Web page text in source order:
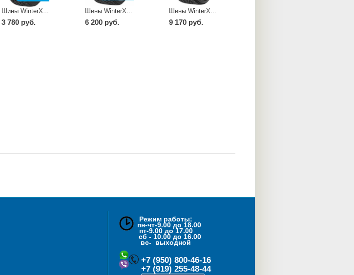
Шины WinterXPro Stud 68
3 780 руб.
Шины WinterXPro Stud 69
6 200 руб.
Шины WinterXPro Stud 77
9 170 руб.
Режим работы:
пн-чт-9.00 до 18.00
пт-9.00 до 17.00
сб - 10.00 до 16.00
вс- выходной
+7 (950) 800-46-16
+7 (919) 255-48-44